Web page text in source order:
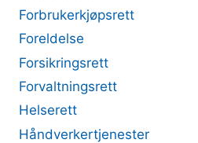
Forbrukerkjøpsrett
Foreldelse
Forsikringsrett
Forvaltningsrett
Helserett
Håndverkertjenester